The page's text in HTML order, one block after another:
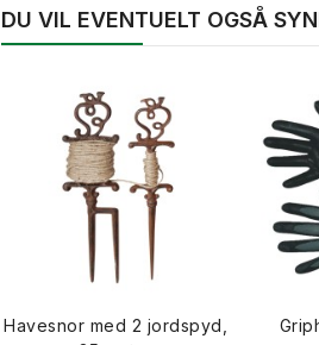
DU VIL EVENTUELT OGSÅ
Havesnor med 2 jordspyd,